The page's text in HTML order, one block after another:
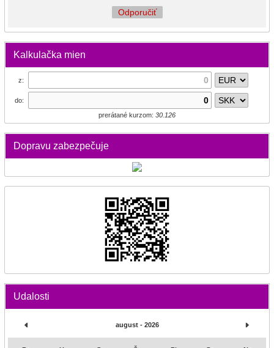
Odporučiť
Kalkulačka mien
z:
do:
prerátané kurzom: 30.126
Dopravu zabezpečuje
Udalosti
august - 2026